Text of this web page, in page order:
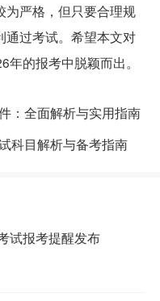
为严格，但只要合理规
通过考试。希望本文对
的报考中脱颖而出。
：全面解析与实用指南
科目解析与备考指南
试报考提醒发布